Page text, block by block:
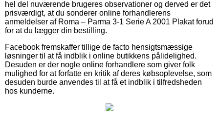
hel del nuværende brugeres observationer og derved er det
prisværdigt, at du sonderer online forhandlerens
anmeldelser af Roma – Parma 3-1 Serie A 2001 Plakat forud
for at du lægger din bestilling.
Facebook fremskaffer tillige de facto hensigtsmæssige
løsninger til at få indblik i online butikkens pålidelighed.
Desuden er der nogle online forhandlere som giver folk
mulighed for at forfatte en kritik af deres købsoplevelse, som
desuden burde anvendes til at få et indblik i tilfredsheden
hos kunderne.